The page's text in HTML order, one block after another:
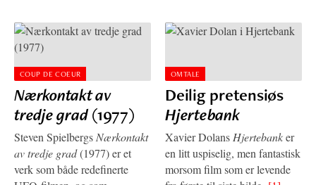
COUP DE COEUR
Nærkontakt av
tredje grad(1977)
Steven SpielbergsNærkontakt
av tredje grad(1977) er et
verk som både redefinerte
OMTALE
Deilig pretensiøs
Hjertebank
Xavier DolansHjertebanker
en litt uspiselig, men fantastisk
morsom film som er levende